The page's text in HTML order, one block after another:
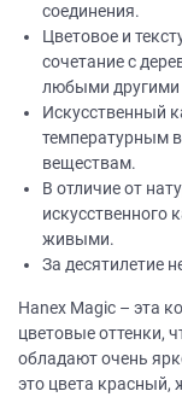
соединения.
Цветовое и
сочетание с
любыми другими
Искусственный
температурным
веществам.
В отличие от
искусственного
живыми.
За десятилетие
Hanex Magic – эта
цветовые оттенки,
обладают очень
это цвета красный,